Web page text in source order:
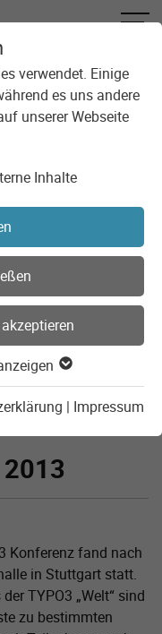
verwendet. Einige
es uns andere
unserer Webseite
Inhalte
| Impressum
Konferenz fand nach
in Stuttgart statt.
TYPO3 „Welt“ sind
zu bestimmten